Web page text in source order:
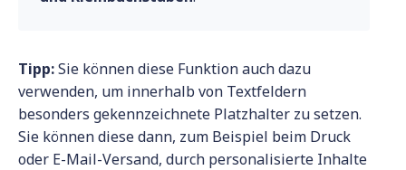
Tipp:Sie können diese Funktion auch dazu
verwenden, um innerhalb von Textfeldern
besonders gekennzeichnete Platzhalter zu setzen.
Sie können diese dann, zum Beispiel beim Druck
oder E-Mail-Versand, durch personalisierte Inhalte